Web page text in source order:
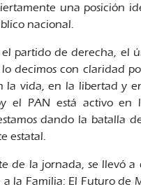
una posición
nacional.
el partido de derecha, el
lo decimos con claridad
la vida, en la libertad y
el PAN está activo en
dando la batalla
estatal.
de la jornada, se llevó a
a la Familia: El Futuro de